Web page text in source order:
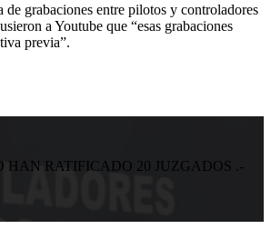
grabaciones entre pilotos y controladores
a Youtube que “esas grabaciones
previa”.
HAN RATIFICADO 20 JUZGADOS .-